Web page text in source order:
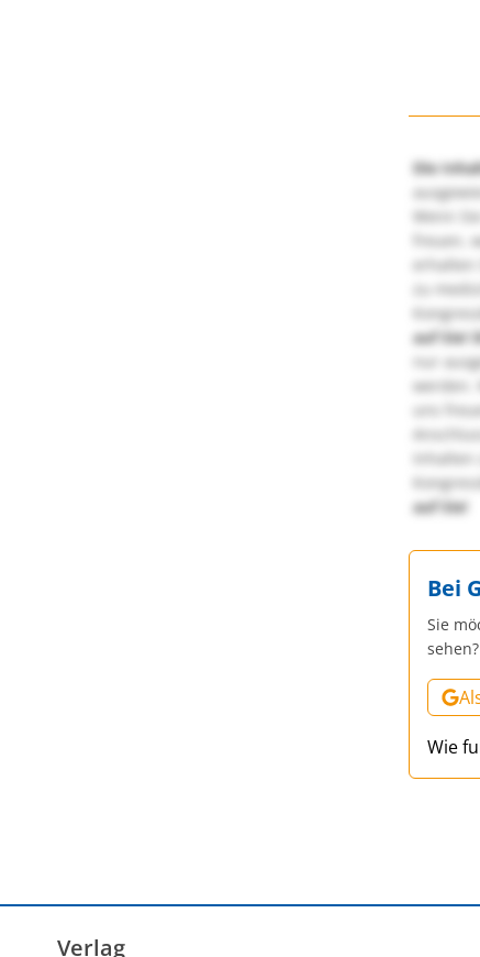
Die
Wenn
freuen,
zu
auf Sie!
nur
werden.
uns
auf Sie!
Bei
Sie
Wie
Verlag